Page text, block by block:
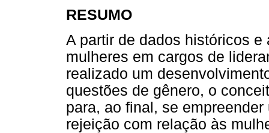
RESUMO
A partir de dados históricos
mulheres em cargos de
realizado um
questões de gênero, o
para, ao final, se
rejeição com relação às